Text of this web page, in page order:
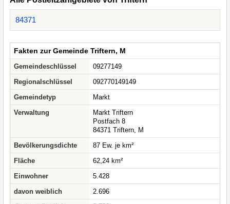
84371
Fakten zur Gemeinde Triftern, M
Gemeindeschlüssel
09277149
Regionalschlüssel
092770149149
Gemeindetyp
Markt
Verwaltung
Markt Triftern
Postfach 8
84371 Triftern, M
Bevölkerungsdichte
87 Ew. je km²
Fläche
62,24 km²
Einwohner
5.428
davon weiblich
2.696